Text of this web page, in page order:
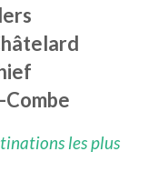
les plus